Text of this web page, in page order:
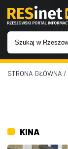
WIADOMOŚCI
IMPREZY
STRONA GŁÓWNA /
KINA